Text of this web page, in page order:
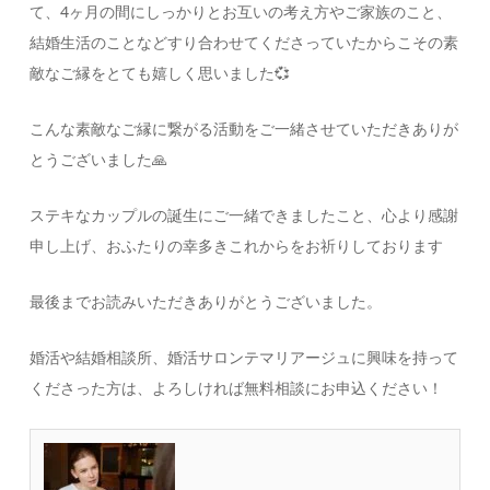
て、4ヶ月の間にしっかりとお互いの考え方やご家族のこと、
結婚生活のことなどすり合わせてくださっていたからこその素
敵なご縁をとても嬉しく思いました💞
こんな素敵なご縁に繋がる活動をご一緒させていただきありが
とうございました🙏
ステキなカップルの誕生にご一緒できましたこと、心より感謝
申し上げ、おふたりの幸多きこれからをお祈りしております
最後までお読みいただきありがとうございました。
婚活や結婚相談所、婚活サロンテマリアージュに興味を持って
くださった方は、よろしければ無料相談にお申込ください！